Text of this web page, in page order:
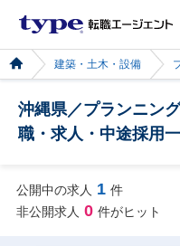
建築・土木・設備
沖縄県／プランニン
職・求人・中途採用
公開中の求人 1 件
非公開求人 0 件がヒット